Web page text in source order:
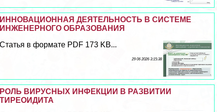
ИННОВАЦИОННАЯ ДЕЯТЕЛЬНОСТЬ В СИСТЕМЕ
ИНЖЕНЕРНОГО ОБРАЗОВАНИЯ
Статья в формате PDF 173 KB...
29 06 2026 3:15:38
РОЛЬ ВИРУСНЫХ ИНФЕКЦИИ В РАЗВИТИИ
ТИРЕОИДИТА